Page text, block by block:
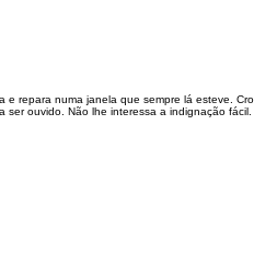
e repara numa janela que sempre lá esteve.
ouvido. Não lhe interessa a indignação